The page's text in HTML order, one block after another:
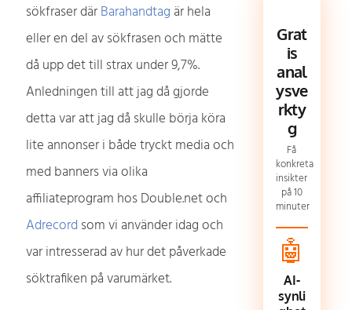
sökfraser därBarahandtag är hela
eller en del av sökfrasen och mätte
då upp det till strax under 9,7%.
Anledningen till att jag då gjorde
detta var att jag då skulle börja köra
lite annonser i både tryckt media och
med banners via olika
affiliateprogram hos Double.net och
Adrecordsom vi använder idag och
var intresserad av hur det påverkade
söktrafiken på varumärket.
Grat
is
anal
ysve
rkty
g
Få
konkreta
insikter
på 10
minuter
🤖
AI-
synli